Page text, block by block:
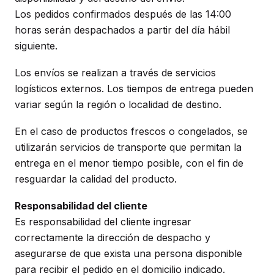
Los pedidos confirmados después de las 14:00
horas serán despachados a partir del día hábil
siguiente.
Los envíos se realizan a través de servicios
logísticos externos. Los tiempos de entrega pueden
variar según la región o localidad de destino.
En el caso de productos frescos o congelados, se
utilizarán servicios de transporte que permitan la
entrega en el menor tiempo posible, con el fin de
resguardar la calidad del producto.
Responsabilidad del cliente
Es responsabilidad del cliente ingresar
correctamente la dirección de despacho y
asegurarse de que exista una persona disponible
para recibir el pedido en el domicilio indicado.